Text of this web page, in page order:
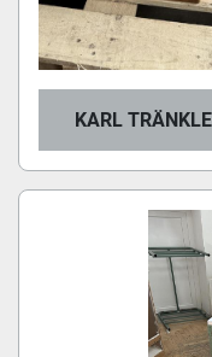
KARL